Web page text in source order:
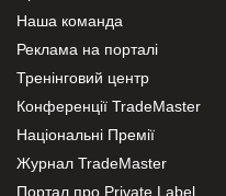
Наша команда
Реклама на порталі
Тренінговий центр
Конференції TradeMaster
Національні Премії
Журнал TradeMaster
Портал про Private Label